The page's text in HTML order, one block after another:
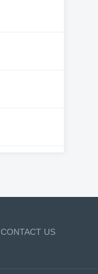
CONTACT US